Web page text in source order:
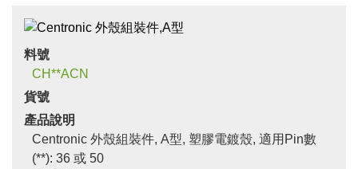
料號
CH**ACN
貨號
產品說明
Centronic 外殼組裝件, A型, 塑膠電鍍殼, 適用Pin數
(**): 36 或 50